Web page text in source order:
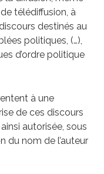
télédiffusion, à
destinés au
politiques, (…),
d’ordre politique
à une
de ces discours
autorisée, sous
du nom de l’auteur